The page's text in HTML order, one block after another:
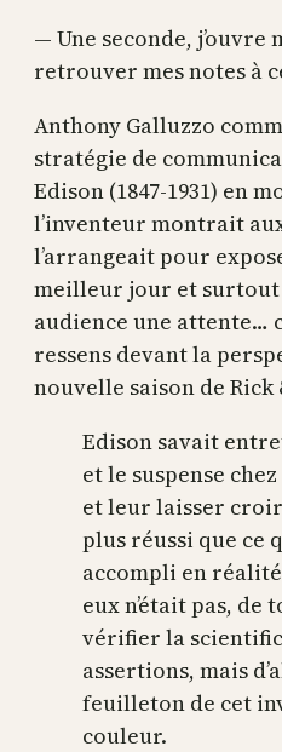
— Une seconde,
retrouver mes notes à
Anthony Galluzzo
stratégie de
Edison (1847-1931) en
l’inventeur montrait
l’arrangeait pour
meilleur jour et surtout
audience une attente…
ressens devant la
nouvelle saison de Rick
Edison savait
et le suspense
et leur laisser
plus réussi que ce
accompli en
eux n’était pas, de
vérifier la
assertions, mais
feuilleton de cet
couleur.